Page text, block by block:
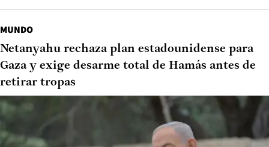
MUNDO
Netanyahu rechaza plan estadounidense para
Gaza y exige desarme total de Hamás antes de
retirar tropas